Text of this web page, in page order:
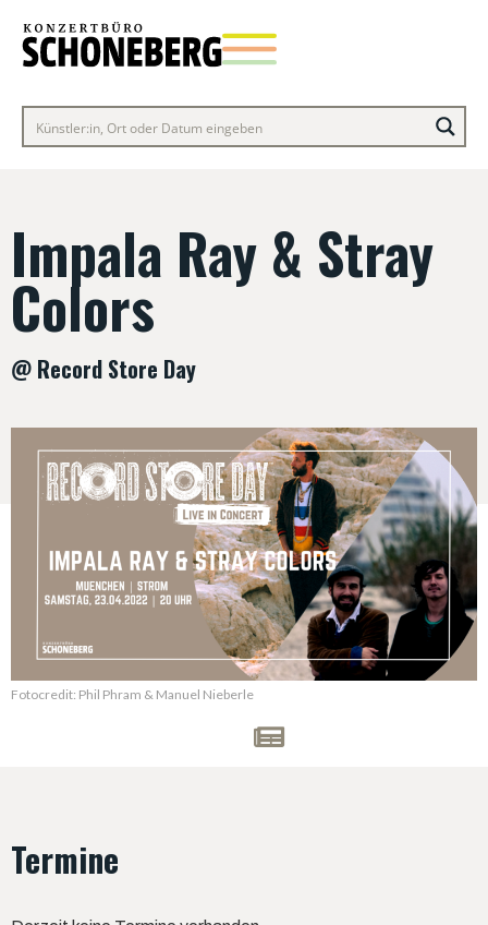
Impala Ray & Stray
Colors
@ Record Store Day
Fotocredit: Phil Phram & Manuel Nieberle
Termine